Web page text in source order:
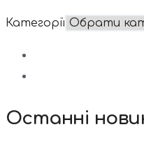
Категорії
Останні